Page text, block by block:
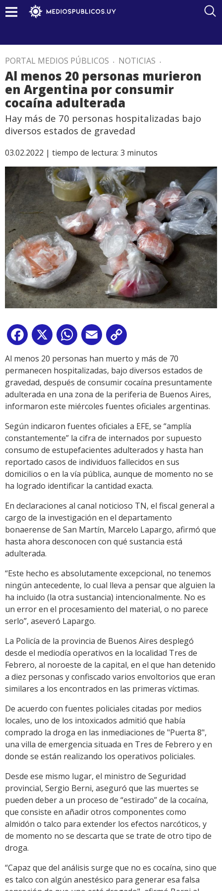
PORTAL MEDIOS PÚBLICOS . NOTICIAS .
Al menos 20 personas murieron
en Argentina por consumir
cocaína adulterada
Hay más de 70 personas hospitalizadas bajo
diversos estados de gravedad
03.02.2022 | tiempo de lectura: 3 minutos
Facebook
X WhatsApp
Email
Link
Al menos 20 personas han muerto y más de 70
permanecen hospitalizadas, bajo diversos estados de
gravedad, después de consumir cocaína presuntamente
adulterada en una zona de la periferia de Buenos Aires,
informaron este miércoles fuentes oficiales argentinas.
Según indicaron fuentes oficiales a EFE, se “amplía
constantemente” la cifra de internados por supuesto
consumo de estupefacientes adulterados y hasta han
reportado casos de individuos fallecidos en sus
domicilios o en la vía pública, aunque de momento no se
ha logrado identificar la cantidad exacta.
En declaraciones al canal noticioso TN, el fiscal general a
cargo de la investigación en el departamento
bonaerense de San Martín, Marcelo Lapargo, afirmó que
hasta ahora desconocen con qué sustancia está
adulterada.
“Este hecho es absolutamente excepcional, no tenemos
ningún antecedente, lo cual lleva a pensar que alguien la
ha incluido (la otra sustancia) intencionalmente. No es
un error en el procesamiento del material, o no parece
serlo”, aseveró Lapargo.
La Policía de la provincia de Buenos Aires desplegó
desde el mediodía operativos en la localidad Tres de
Febrero, al noroeste de la capital, en el que han detenido
a diez personas y confiscado varios envoltorios que eran
similares a los encontrados en las primeras víctimas.
De acuerdo con fuentes policiales citadas por medios
locales, uno de los intoxicados admitió que había
comprado la droga en las inmediaciones de "Puerta 8",
una villa de emergencia situada en Tres de Febrero y en
donde se están realizando los operativos policiales.
Desde ese mismo lugar, el ministro de Seguridad
provincial, Sergio Berni, aseguró que las muertes se
pueden deber a un proceso de “estirado” de la cocaína,
que consiste en añadir otros componentes como
almidón o talco para extender los efectos narcóticos, y
de momento no se descarta que se trate de otro tipo de
droga.
“Capaz que del análisis surge que no es cocaína, sino que
es talco con algún anestésico para generar esa falsa